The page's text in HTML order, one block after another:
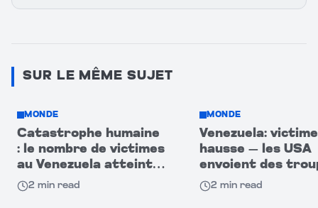
SUR LE MÊME SUJET
MONDE
Catastrophe humaine
: le nombre de victimes
au Venezuela atteint
920
2 min read
MONDE
Venezuela:
hausse — les USA
envoient des
après le séisme
dévastateur!
2 min read